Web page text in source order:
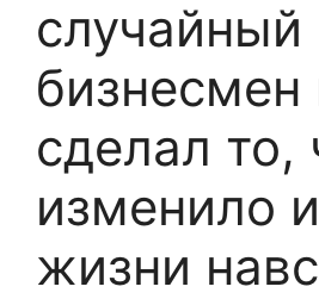
случайный
бизнесмен
сделал то,
изменило
жизни